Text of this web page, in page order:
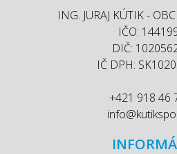
ING. JURAJ KÚTIK -
IČO:
DIČ:
IČ DPH:
+421 918 46